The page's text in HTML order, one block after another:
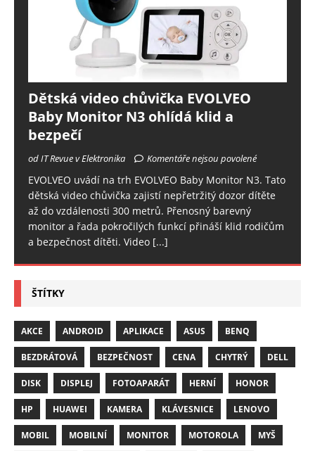
Dětská video chůvička EVOLVEO
Baby Monitor N3 ohlídá klid a
bezpečí
od IT Revue v Elektronika Komentáře nejsou povolené
EVOLVEO uvádí na trh EVOLVEO Baby Monitor N3. Tato
dětská video chůvička zajistí nepřetržitý dozor dítěte
až do vzdálenosti 300 metrů. Přenosný barevný
monitor a řada pokročilých funkcí přináší klid rodičům
a bezpečnost dítěti. Video [...]
ŠTÍTKY
AKCE ANDROID APLIKACE ASUS BENQ
BEZDRÁTOVÁ BEZPEČNOST CENA CHYTRÝ DELL
DISK DISPLEJ FOTOAPARÁT HERNÍ HONOR
HP HUAWEI KAMERA KLÁVESNICE LENOVO
MOBIL MOBILNÍ MONITOR MOTOROLA MYŠ